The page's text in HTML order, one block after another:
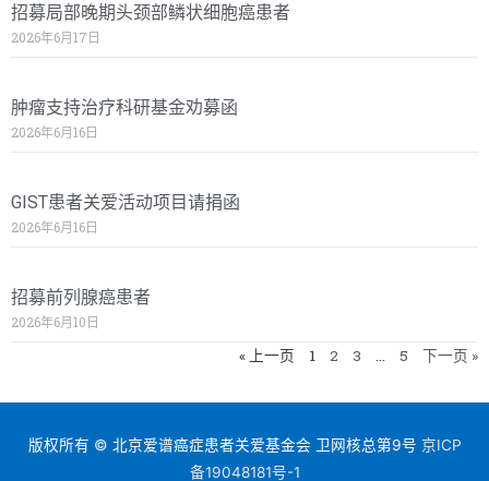
招募局部晚期头颈部鳞状细胞癌患者
2026年6月17日
肿瘤支持治疗科研基金劝募函
2026年6月16日
GIST患者关爱活动项目请捐函
2026年6月16日
招募前列腺癌患者
2026年6月10日
« 上一页 1 2 3 5 下一页 »
版权所有 © 北京爱谱癌症患者关爱基金会 卫网核总第9号 京ICP
备19048181号-1